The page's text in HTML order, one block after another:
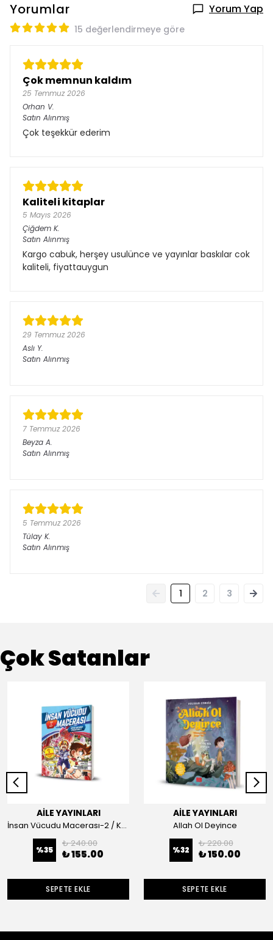
Yorumlar Yorum Yap
15 değerlendirmeye göre
Çok memnun kaldım
25 Temmuz 2026
Orhan V.
Satın Alınmış
Çok teşekkür ederim
Kaliteli kitaplar
5 Mayıs 2026
Çiğdem K.
Satın Alınmış
Kargo cabuk, herşey usulünce ve yayınlar baskılar cok
kaliteli, fiyattauygun
29 Temmuz 2026
Aslı Y.
Satın Alınmış
7 Temmuz 2026
Beyza A.
Satın Alınmış
5 Temmuz 2026
Tülay K.
Satın Alınmış
1 2 3
Çok Satanlar
AİLE YAYINLARI
İnsan Vücudu Macerası-2 / Kan ve Kalp
%35
₺ 240.00
₺ 155.00
SEPETE EKLE
AİLE YAYINLARI
Allah Ol Deyince
%32
₺ 220.00
₺ 150.00
SEPETE EKLE